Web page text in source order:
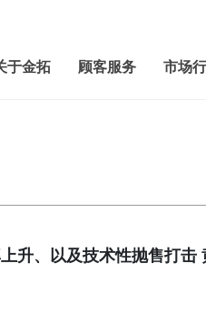
于金拓 顾客服务 市场
升、以及技术性抛售打击